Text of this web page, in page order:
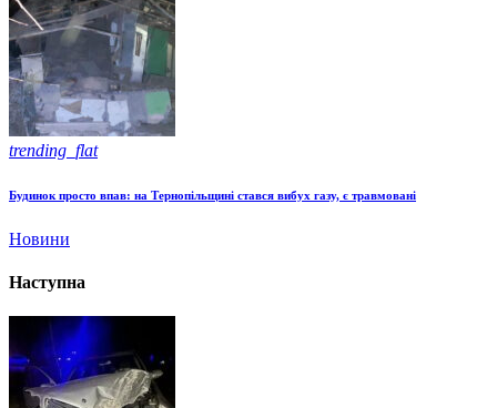
trending_flat
Будинок просто впав: на Тернопільщині стався вибух газу, є травмовані
Новини
Наступна